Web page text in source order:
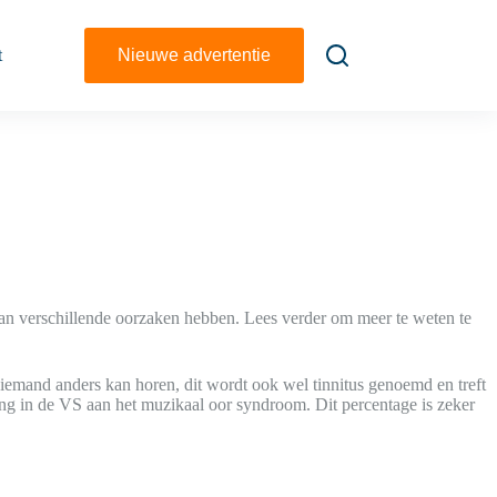
Nieuwe advertentie
verschillende oorzaken hebben. Lees verder om meer te weten te
anders kan horen, dit wordt ook wel tinnitus genoemd en treft
in de VS aan het muzikaal oor syndroom. Dit percentage is zeker